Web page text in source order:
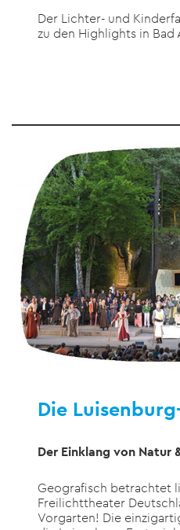
Der Lichter- und
zu den Highlights in Bad
Die
Der Einklang von Natur
Geografisch betrachtet
Freilichttheater
Vorgarten! Die